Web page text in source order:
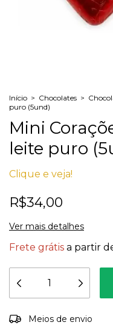
Início > Chocolates >
puro (5und)
Mini
leite puro
Clique e veja!
R$34,00
Ver mais detalhes
Frete grátis a partir
Entregas para o CEP:
Meios de envio